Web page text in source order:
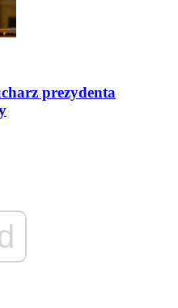
prezydenta